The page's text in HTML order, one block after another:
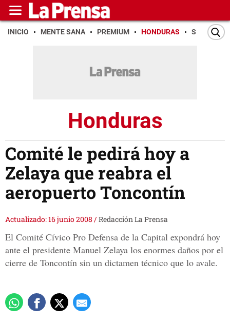
INICIO MENTE SANA PREMIUM HONDURAS SAN PEDRO
Honduras
Comité le pedirá hoy a
Zelaya que reabra el
aeropuerto Toncontín
Actualizado: 16 junio 2008 /Redacción La Prensa
El Comité Cívico Pro Defensa de la Capital expondrá hoy
ante el presidente Manuel Zelaya los enormes daños por el
cierre de Toncontín sin un dictamen técnico que lo avale.